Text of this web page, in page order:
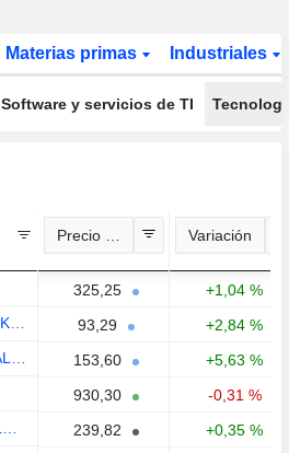
Materias primas Industriales
Software y servicios de TI
Precio estimado Variación
325,25
+1,04 %
ROBINHOOD MARKETS, INC.
93,29
+2,84 %
153,60
+5,63 %
930,30
-0,31 %
239,82
+0,35 %